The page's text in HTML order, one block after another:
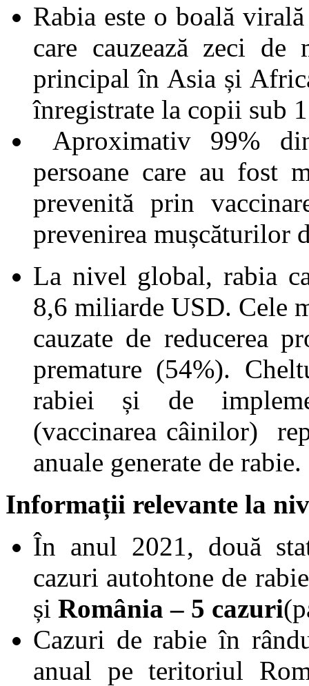
Rabia este o boală
care cauzează zeci
principal în Asia și
înregistrate la copii sub
Aproximativ 99%
persoane care au fost
prevenită prin
prevenirea mușcăturilor
La nivel global, rabia
8,6 miliarde USD. Cele
cauzate de reducerea
premature (54%).
rabiei și de
(vaccinarea câinilor)
anuale generate de rabie.
Informații relevante la
În anul 2021, două
cazuri autohtone de
și România – 5 cazuri
Cazuri de rabie în
anual pe teritoriul